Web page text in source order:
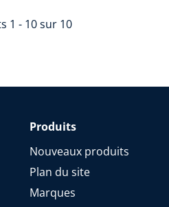
1 - 10 sur 10
Produits
Nouveaux produits
Plan du site
Marques